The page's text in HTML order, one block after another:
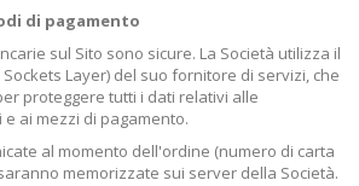
di pagamento
sul Sito sono sicure. La Società utilizza il
Sockets Layer) del suo fornitore di servizi, che
proteggere tutti i dati relativi alle
ai mezzi di pagamento.
al momento dell'ordine (numero di carta
memorizzate sui server della Società.